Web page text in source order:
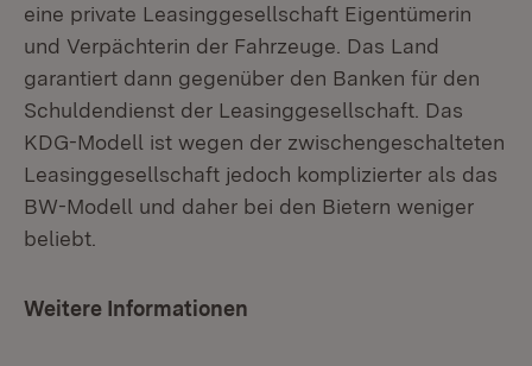
eine private Leasinggesellschaft Eigentümerin
und Verpächterin der Fahrzeuge. Das Land
garantiert dann gegenüber den Banken für den
Schuldendienst der Leasinggesellschaft. Das
KDG-Modell ist wegen der zwischengeschalteten
Leasinggesellschaft jedoch komplizierter als das
BW-Modell und daher bei den Bietern weniger
beliebt.
Weitere Informationen